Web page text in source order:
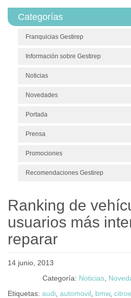
Categorías
Franquicias Gestirep
Información sobre Gestirep
Noticias
Novedades
Portada
Prensa
Promociones
Recomendaciones Gestirep
Ranking de
usuarios más
reparar
14 junio, 2013
Categoría: Noticias
Etiquetas: audi automovil bmw,